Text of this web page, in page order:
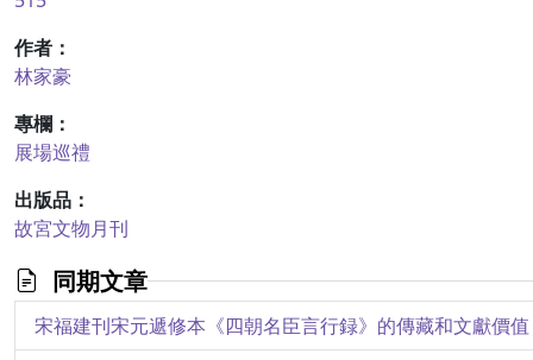
作者：
林家豪
專欄：
展場巡禮
出版品：
故宮文物月刊
同期文章
宋福建刊宋元遞修本《四朝名臣言行録》的傳藏和文獻價值